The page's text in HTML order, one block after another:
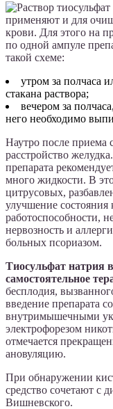
применяют и для
крови. Для этого на
по одной ампуле
такой схеме:
утром за полчаса
стакана раствора;
вечером за
него необходимо
Наутро после приема
расстройство
препарата
много жидкости. В
цитрусовых,
улучшение состояния
работоспособности,
нервозность и
больных псориазом.
Тиосульфат натрия
самостоятельное
бесплодия,
введение препарата
внутримышечными
электрофорезом
отмечается
ановуляцию.
При обнаружении
средство сочетают с
Вишневского.